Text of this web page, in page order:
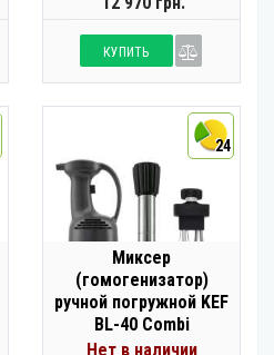
КУПИТЬ
24
Миксер
(гомогенизатор)
ручной погружной KEF
BL-40 Combi
Нет в наличии